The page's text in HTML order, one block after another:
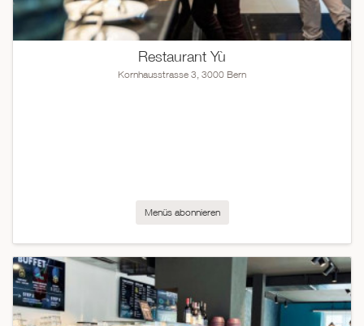
Restaurant Yù
Kornhausstrasse 3, 3000 Bern
Menüs abonnieren